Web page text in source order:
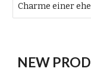
Charme einer
NEW